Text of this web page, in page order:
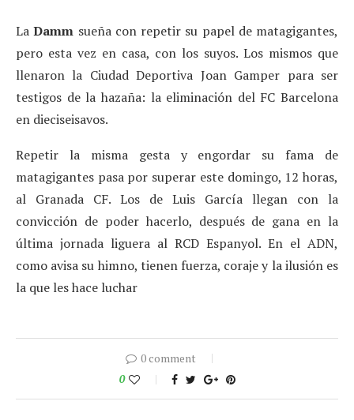
LaDamm sueña con repetir su papel de matagigantes,
pero esta vez en casa, con los suyos. Los mismos que
llenaron la Ciudad Deportiva Joan Gamper para ser
testigos de la hazaña: la eliminación del FC Barcelona
en dieciseisavos.
Repetir la misma gesta y engordar su fama de
matagigantes pasa por superar este domingo, 12 horas,
al Granada CF. Los de Luis García llegan con la
convicción de poder hacerlo, después de gana en la
última jornada liguera al RCD Espanyol. En el ADN,
como avisa su himno, tienen fuerza, coraje y la ilusión es
la que les hace luchar
0 comment
0